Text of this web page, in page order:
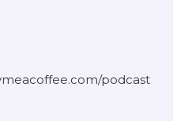
podcast